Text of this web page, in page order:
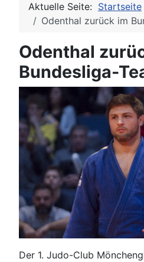
Aktuelle Seite: Startseite
Odenthal zurück im
Odenthal
Bundesliga-
Der 1. Judo-Club